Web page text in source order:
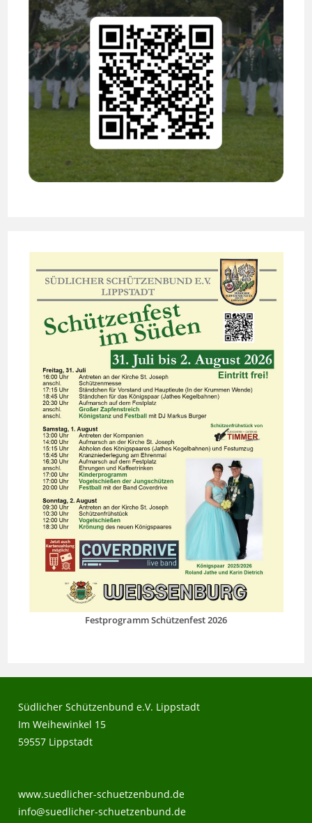
Festprogramm Schützenfest 2026
Südlicher Schützenbund e.V. Lippstadt
Im Weihewinkel 15
59557 Lippstadt
www.suedlicher-schuetzenbund.de
info@suedlicher-schuetzenbund.de